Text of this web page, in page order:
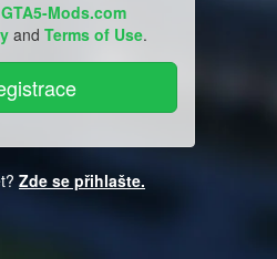
GTA5-Mods.com
and Terms of Use.
Zde se přihlašte.